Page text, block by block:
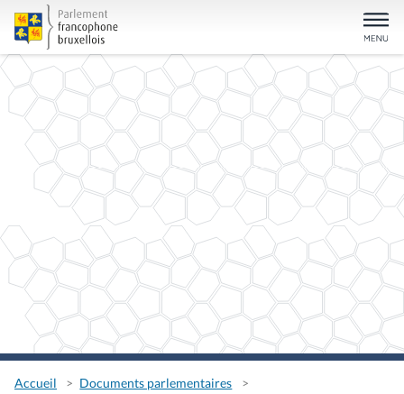
Accueil
Documents parlementaires